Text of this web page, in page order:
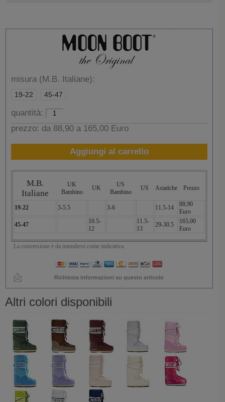
misura (M.B. Italiane):
19-22 45-47
quantità:
prezzo: da 88,90 a 165,00 Euro
Aggiungi al carrello
M.B.
Italiane
UK
Bambino
UK
US
Bambino
US Asiatiche Prezzo
19-22 3-5.5 3-6 11.5-14
88,90
Euro
45-47
10.5-
12
11.5-
13
29-30.5
165,00
Euro
La conversione è da intendersi come indicativa.
Richiesta informazioni su questo articolo
Altri colori disponibili